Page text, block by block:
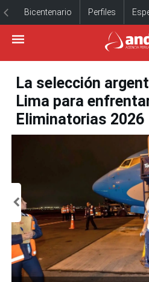
Bicentenario Perfiles
La selección
Lima para
Eliminatorias 2026